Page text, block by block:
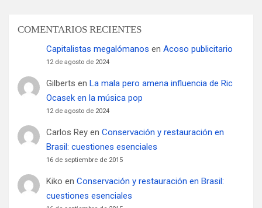
COMENTARIOS RECIENTES
Capitalistas megalómanos en Acoso publicitario
12 de agosto de 2024
Gilberts en La mala pero amena influencia de Ric
Ocasek en la música pop
12 de agosto de 2024
Carlos Reyen Conservación y restauración en
Brasil: cuestiones esenciales
16 de septiembre de 2015
Kiko en Conservación y restauración en Brasil:
cuestiones esenciales